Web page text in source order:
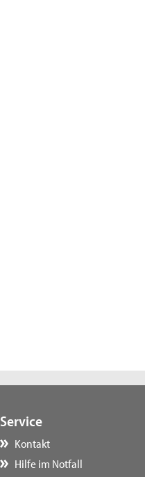
Service
Kontakt
Hilfe im Notfall